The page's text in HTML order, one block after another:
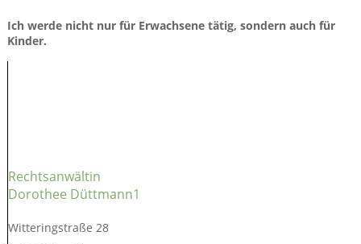
Ich werde nicht nur für Erwachsene tätig, sondern auch für
Kinder.
Rechtsanwältin
Dorothee Düttmann1
Witteringstraße 28